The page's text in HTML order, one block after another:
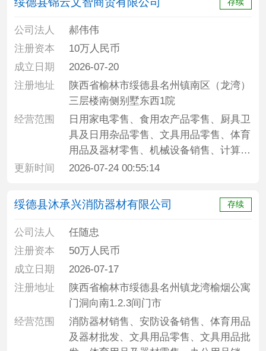
存续
公司法人
郝伟伟
注册资本
10万人民币
成立日期
2026-07-20
注册地址
陕西省榆林市绥德县名州镇南区（龙湾）
三层楼南侧别墅东西1院
经营范围
日用家电零售、食用农产品零售、厨具卫
具及日用杂品零售、文具用品零售、体育
用品及器材零售、机械设备销售、计算机
软硬件及辅助设备零售、劳动保护用品销
劳动防护用品销售、办公用品销售、日用
百货销售、服装服饰批发、通讯设备销
售、五金产品批发、办公设备耗材销售、
设备销售、安防设备销售、医护人员防护
用品零售、信息安全设备销售、金属制品
销售、安全系统监控服务、人工智能行业
应用系统集成服务
更新时间 2026-07-24 00:55:14
绥德县沐承兴消防器材有限公司 存续
公司法人
任随忠
注册资本
50万人民币
成立日期
2026-07-17
注册地址
陕西省榆林市绥德县名州镇龙湾榆烟公寓
门洞向南1.2.3间门市
经营范围
消防器材销售、安防设备销售、体育用品
及器材批发、文具用品零售、文具用品批